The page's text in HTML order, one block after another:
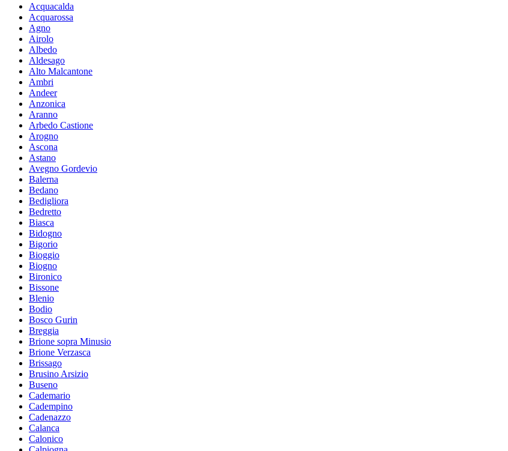
Acquacalda
Acquarossa
Agno
Airolo
Albedo
Aldesago
Alto Malcantone
Ambri
Andeer
Anzonica
Aranno
Arbedo Castione
Arogno
Ascona
Astano
Avegno Gordevio
Balerna
Bedano
Bedigliora
Bedretto
Biasca
Bidogno
Bigorio
Bioggio
Biogno
Bironico
Bissone
Blenio
Bodio
Bosco Gurin
Breggia
Brione sopra Minusio
Brione Verzasca
Brissago
Brusino Arsizio
Buseno
Cademario
Cadempino
Cadenazzo
Calanca
Calonico